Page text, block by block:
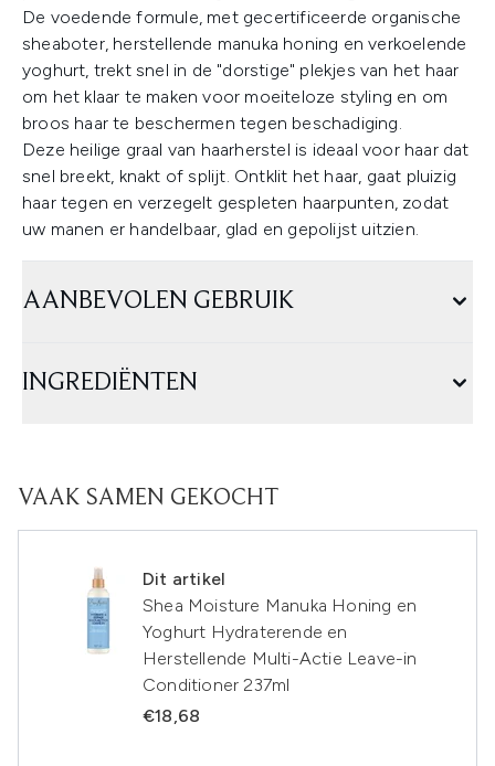
De voedende formule, met gecertificeerde organische
sheaboter, herstellende manuka honing en verkoelende
yoghurt, trekt snel in de "dorstige" plekjes van het haar
om het klaar te maken voor moeiteloze styling en om
broos haar te beschermen tegen beschadiging.
Deze heilige graal van haarherstel is ideaal voor haar dat
snel breekt, knakt of splijt. Ontklit het haar, gaat pluizig
haar tegen en verzegelt gespleten haarpunten, zodat
uw manen er handelbaar, glad en gepolijst uitzien.
AANBEVOLEN GEBRUIK
INGREDIËNTEN
VAAK SAMEN GEKOCHT
Dit artikel
Shea Moisture Manuka Honing en
Yoghurt Hydraterende en
Herstellende Multi-Actie Leave-in
Conditioner 237ml
€18,68